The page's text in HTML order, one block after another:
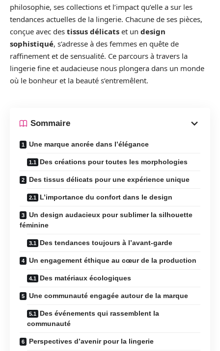
philosophie, ses collections et l’impact qu’elle a sur les
tendances actuelles de la lingerie. Chacune de ses pièces,
conçue avec des tissus délicats et un design
sophistiqué, s’adresse à des femmes en quête de
raffinement et de sensualité. Ce parcours à travers la
lingerie fine et audacieuse nous plongera dans un monde
où le bonheur et la beauté s’entremêlent.
Sommaire
Une marque ancrée dans l’élégance
Des créations pour toutes les morphologies
Des tissus délicats pour une expérience unique
L’importance du confort dans le design
Un design audacieux pour sublimer la silhouette
féminine
Des tendances toujours à l’avant-garde
Un engagement éthique au cœur de la production
Des matériaux écologiques
Une communauté engagée autour de la marque
Des événements qui rassemblent la
communauté
Perspectives d’avenir pour la lingerie